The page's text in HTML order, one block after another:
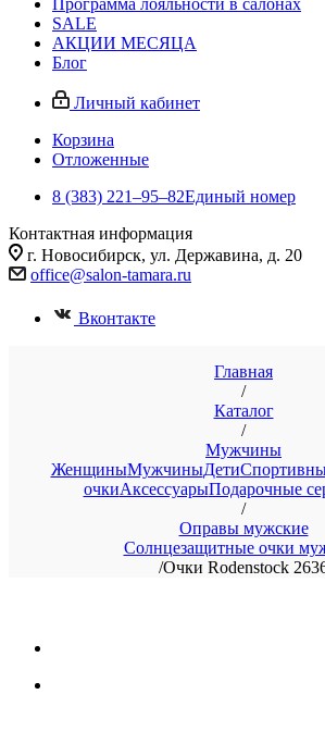
Программа лояльности в салонах
SALE
АКЦИИ МЕСЯЦА
Блог
Личный кабинет
Корзина
Отложенные
8 (383) 221‒95‒82Единый номер
Контактная информация
г. Новосибирск, ул. Державина, д. 20
office@salon-tamara.ru
Вконтакте
Главная
/
Каталог
/
Мужчины
ЖенщиныМужчиныДети
очкиАксессуарыПодарочные
/
Оправы мужские
Солнцезащитные очки
/Очки Rodenstock